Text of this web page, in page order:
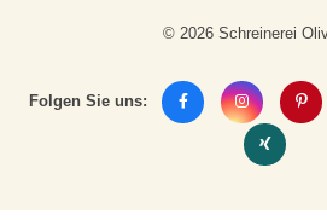
© 2026 Schreinerei
Folgen Sie uns: